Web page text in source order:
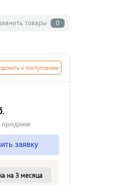
товары 0
о поступлении
продажи
заявку
на 3 месяца